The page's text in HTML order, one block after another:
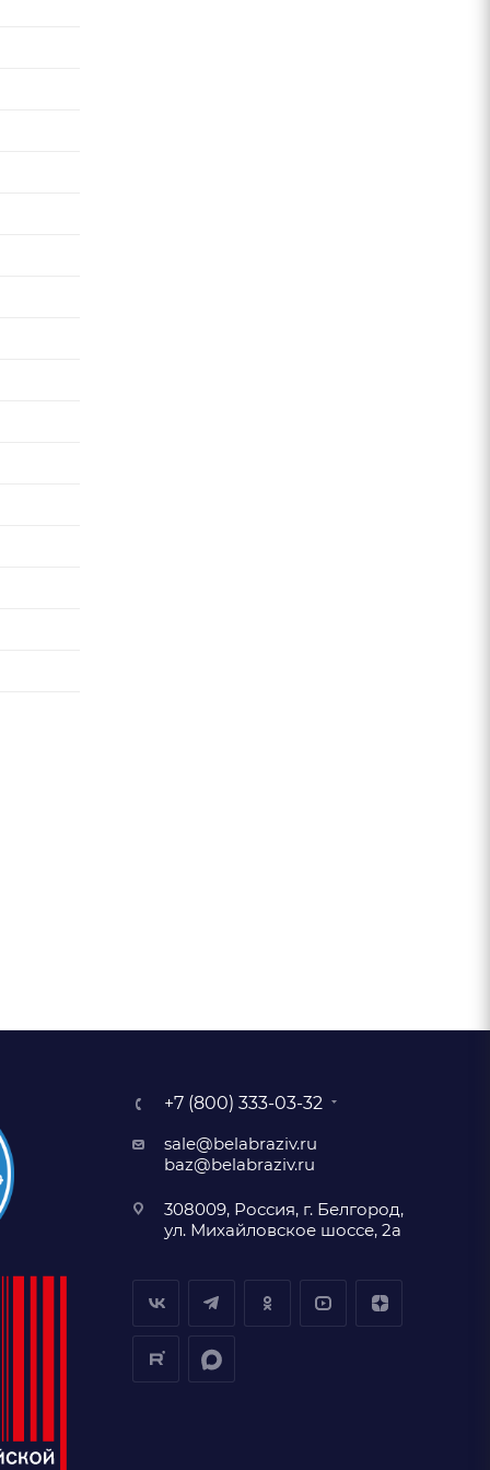
+7 (800) 333-03-32
sale@belabraziv.ru
baz@belabraziv.ru
308009, Россия, г. Белгород,
ул. Михайловское шоссе, 2а